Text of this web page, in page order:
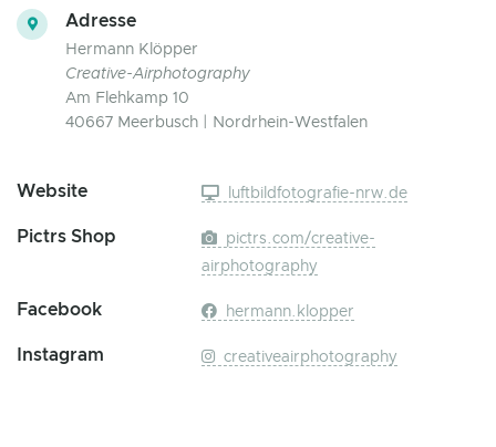
Adresse
Hermann Klöpper
Creative-Airphotography
Am Flehkamp 10
40667 Meerbusch | Nordrhein-Westfalen
Website luftbildfotografie-nrw.de
Pictrs Shop
pictrs.com/creative-
airphotography
Facebook hermann.klopper
Instagram creativeairphotography